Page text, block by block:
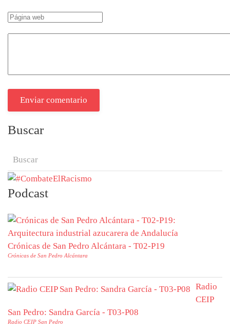
Enviar comentario
Buscar
Podcast
Crónicas de San Pedro Alcántara - T02-P19
Crónicas de San Pedro Alcántara
Radio
CEIP
San Pedro: Sandra García - T03-P08
Radio CEIP San Pedro